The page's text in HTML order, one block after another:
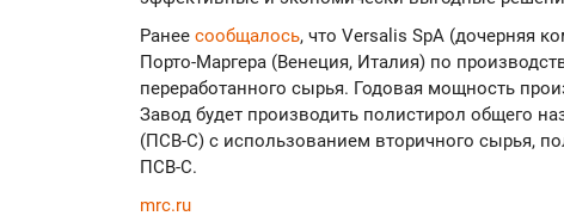
Ранее сообщалось, что Versalis SpA (дочерняя
Порто-Маргера (Венеция, Италия) по
переработанного сырья. Годовая мощность
Завод будет производить полистирол общего
(ПСВ-С) с использованием вторичного сырья,
ПСВ-С.
mrc.ru